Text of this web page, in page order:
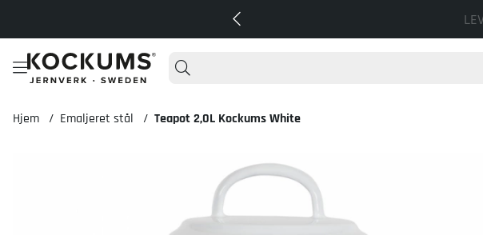
Hjem Emaljeret stål Teapot 2,0L Kockums White